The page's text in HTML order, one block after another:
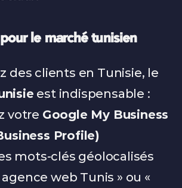
le marché tunisien
est indispensable :
votre Google My Business
Profile)
mots-clés géolocalisés
web Tunis » ou «